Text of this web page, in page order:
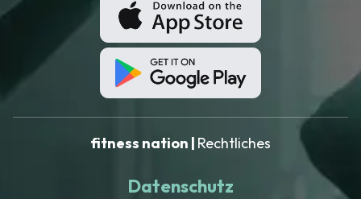
fitness nation | Rechtliches
Datenschutz